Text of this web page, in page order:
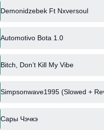
Demonidzebek Ft Nxversoul
Automotivo Bota 1.0
Bitch, Don’t Kill My Vibe
Simpsonwave1995 (Slowed +
Сары Чэчкэ